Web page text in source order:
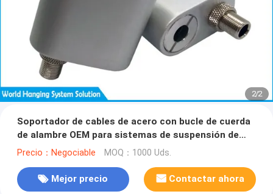
2/2
Soportador de cables de acero con bucle de cuerda
de alambre OEM para sistemas de suspensión de
señales de cable
Precio：Negociable MOQ：1000 Uds.
Mejor precio Contactar ahora